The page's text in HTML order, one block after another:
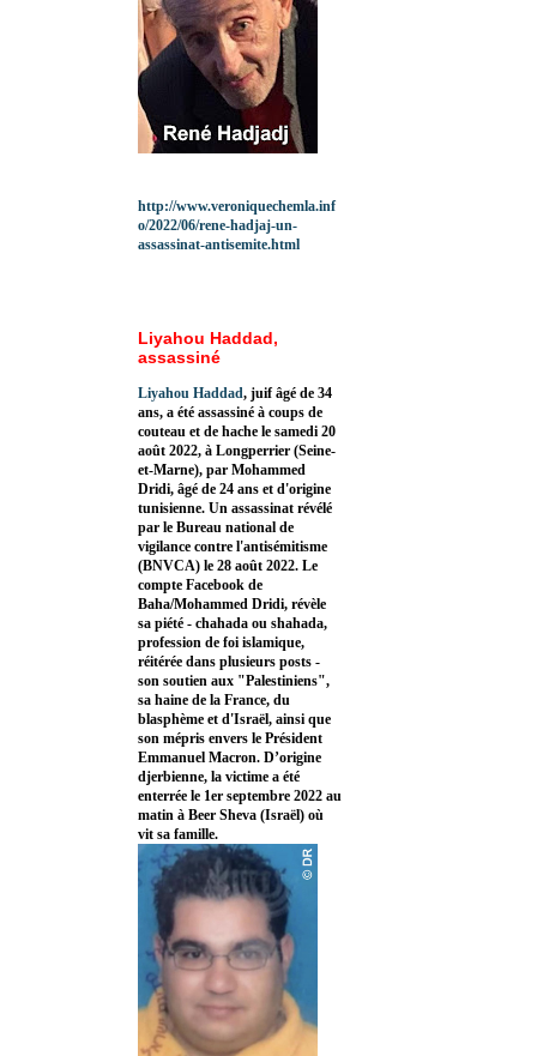
http://www.veroniquechemla.inf
o/2022/06/rene-hadjaj-un-
assassinat-antisemite.html
Liyahou Haddad,
assassiné
Liyahou Haddad, juif âgé de 34
ans, a été assassiné à coups de
couteau et de hache le samedi 20
août 2022, à Longperrier (Seine-
et-Marne), par Mohammed
Dridi, âgé de 24 ans et d'origine
tunisienne. Un assassinat révélé
par le Bureau national de
vigilance contre l'antisémitisme
(BNVCA) le 28 août 2022. Le
compte Facebook de
Baha/Mohammed Dridi, révèle
sa piété - chahada ou shahada,
profession de foi islamique,
réitérée dans plusieurs posts -
son soutien aux "Palestiniens",
sa haine de la France, du
blasphème et d'Israël, ainsi que
son mépris envers le Président
Emmanuel Macron. D’origine
djerbienne, la victime a été
enterrée le 1er septembre 2022 au
matin à Beer Sheva (Israël) où
vit sa famille.